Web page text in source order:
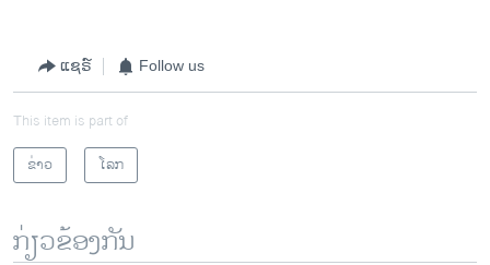
ແຊຣ໌ Follow us
This item is part of
ຂ່າວ
ໂລກ
ກ່ຽວຂ້ອງກັນ